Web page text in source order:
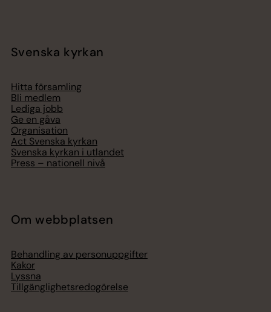
Svenska kyrkan
Hitta församling
Bli medlem
Lediga jobb
Ge en gåva
Organisation
Act Svenska kyrkan
Svenska kyrkan i utlandet
Press – nationell nivå
Om webbplatsen
Behandling av personuppgifter
Kakor
Lyssna
Tillgänglighetsredogörelse